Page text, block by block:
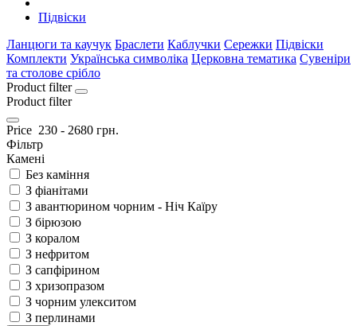
Підвіски
Ланцюги та каучук Браслети Каблучки Сережки Підвіски
Комплекти Українська символiка Церковна тематика Сувеніри
та столове срібло
Product filter
Product filter
Price 230 - 2680 грн.
Фільтр
Камені
Без каміння
З фіанітами
З авантюрином чорним - Ніч Каїру
З бірюзою
З коралом
З нефритом
З сапфірином
З хризопразом
З чорним улекситом
З перлинами